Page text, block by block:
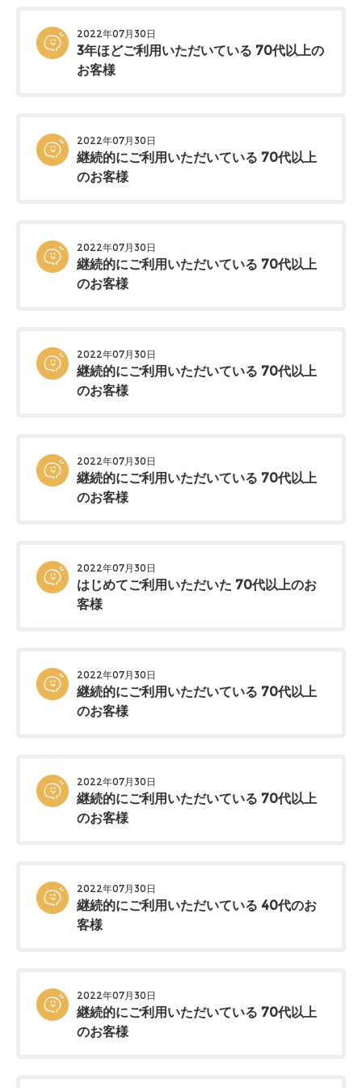
2022年07月30日
3年ほどご利用いただいている 70代以上の
お客様
2022年07月30日
継続的にご利用いただいている 70代以上
のお客様
2022年07月30日
継続的にご利用いただいている 70代以上
のお客様
2022年07月30日
継続的にご利用いただいている 70代以上
のお客様
2022年07月30日
継続的にご利用いただいている 70代以上
のお客様
2022年07月30日
はじめてご利用いただいた 70代以上のお
客様
2022年07月30日
継続的にご利用いただいている 70代以上
のお客様
2022年07月30日
継続的にご利用いただいている 70代以上
のお客様
2022年07月30日
継続的にご利用いただいている 40代のお
客様
2022年07月30日
継続的にご利用いただいている 70代以上
のお客様